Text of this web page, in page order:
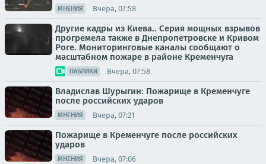
МНЕНИЯ Вчера, 07:58
Другие кадры из Киева.. Серия мощных взрывов
прогремела также в Днепропетровске и Кривом
Роге. Мониторинговые каналы сообщают о
масштабном пожаре в районе Кременчуга
ПАБЛИКИ Вчера, 07:58
Владислав Шурыгин: Пожарище в Кременчуге
после российских ударов
МНЕНИЯ Вчера, 07:21
Пожарище в Кременчуге после российских
ударов
МНЕНИЯ Вчера, 07:06